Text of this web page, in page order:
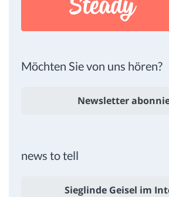
Möchten Sie von uns hören?
Newsletter
news to tell
Sieglinde Geisel im